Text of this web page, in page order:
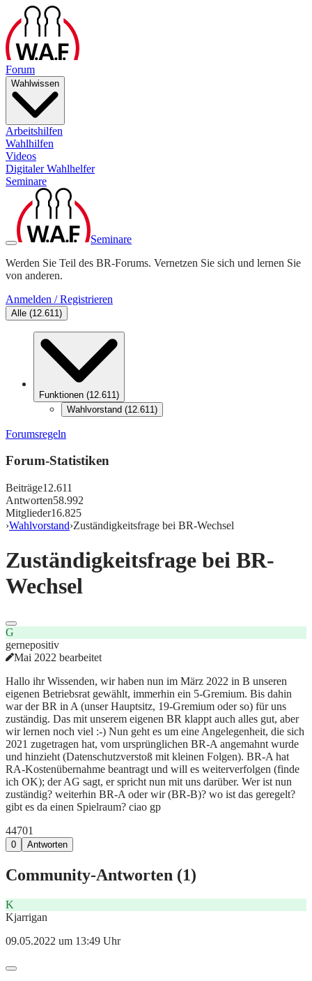
Forum
Wahlwissen
Arbeitshilfen
Wahlhilfen
Videos
Digitaler Wahlhelfer
Seminare
Seminare
Werden Sie Teil des BR-Forums. Vernetzen Sie sich und lernen Sie
von anderen.
Anmelden / Registrieren
Alle (12.611)
Funktionen (12.611)
Wahlvorstand (12.611)
Forumsregeln
Forum-Statistiken
Beiträge12.611
Antworten58.992
Mitglieder16.825
›Wahlvorstand›Zuständigkeitsfrage bei BR-Wechsel
Zuständigkeitsfrage bei BR-
Wechsel
G
gernepositiv
Mai 2022 bearbeitet
Hallo ihr Wissenden, wir haben nun im März 2022 in B unseren
eigenen Betriebsrat gewählt, immerhin ein 5-Gremium. Bis dahin
war der BR in A (unser Hauptsitz, 19-Gremium oder so) für uns
zuständig. Das mit unserem eigenen BR klappt auch alles gut, aber
wir lernen noch viel :-) Nun geht es um eine Angelegenheit, die sich
2021 zugetragen hat, vom ursprünglichen BR-A angemahnt wurde
und hinzieht (Datenschutzverstoß mit kleinen Folgen). BR-A hat
RA-Kostenübernahme beantragt und will es weiterverfolgen (finde
ich OK); der AG sagt, er spricht nun mit uns darüber. Wer ist nun
zuständig? weiterhin BR-A oder wir (BR-B)? wo ist das geregelt?
gibt es da einen Spielraum? ciao gp
44701
0 Antworten
Community-Antworten (1)
K
Kjarrigan
09.05.2022 um 13:49 Uhr